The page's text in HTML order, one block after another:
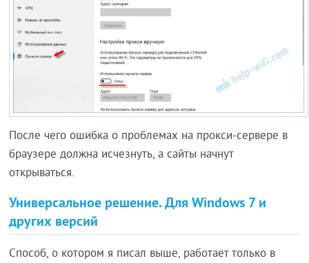
После чего ошибка о проблемах на прокси-сервере в
браузере должна исчезнуть, а сайты начнут
открываться.
Универсальное решение. Для Windows 7 и
других версий
Способ, о котором я писал выше, работает только в